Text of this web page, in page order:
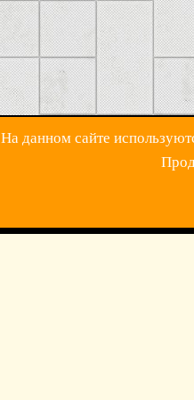
На данном сайте